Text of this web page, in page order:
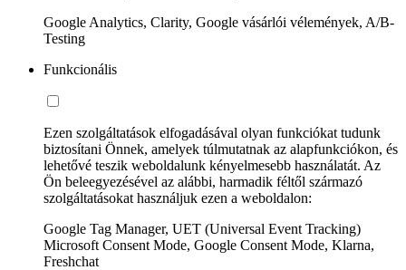
Google Analytics, Clarity, Google vásárlói vélemények, A/B-
Testing
Funkcionális
Ezen szolgáltatások elfogadásával olyan funkciókat tudunk
biztosítani Önnek, amelyek túlmutatnak az alapfunkciókon, és
lehetővé teszik weboldalunk kényelmesebb használatát. Az
Ön beleegyezésével az alábbi, harmadik féltől származó
szolgáltatásokat használjuk ezen a weboldalon:
Google Tag Manager, UET (Universal Event Tracking)
Microsoft Consent Mode, Google Consent Mode, Klarna,
Freshchat